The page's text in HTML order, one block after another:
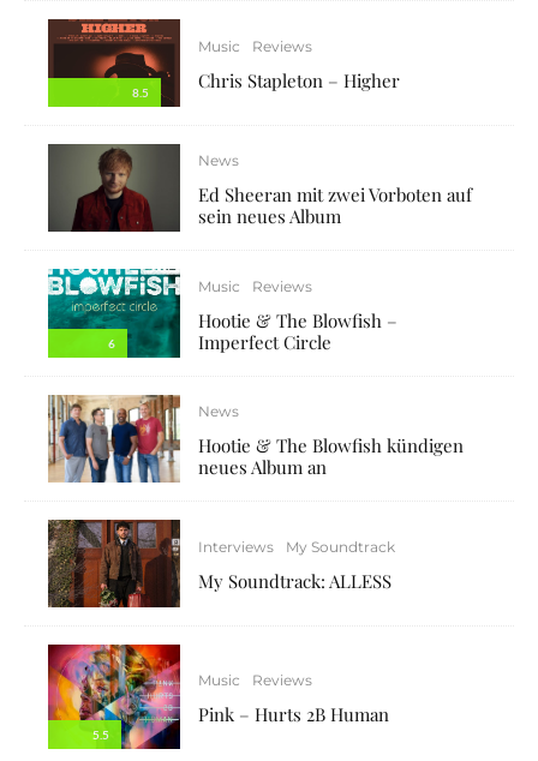
8.5
Music Reviews
Chris Stapleton – Higher
News
Ed Sheeran mit zwei Vorboten auf
sein neues Album
6
Music Reviews
Hootie & The Blowfish –
Imperfect Circle
News
Hootie & The Blowfish kündigen
neues Album an
Interviews My Soundtrack
My Soundtrack: ALLESS
5.5
Music Reviews
Pink – Hurts 2B Human